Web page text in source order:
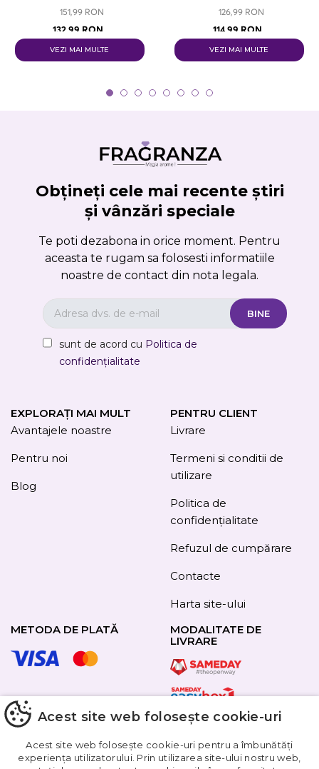
151,99 RON
132,99 RON
VEZI MAI MULTE
126,99 RON
114,99 RON
VEZI MAI MULTE
Obțineți cele mai recente știri
și vânzări speciale
Te poti dezabona in orice moment. Pentru
aceasta te rugam sa folosesti informatiile
noastre de contact din nota legala.
sunt de acord cu Politica de
confidențialitate
EXPLORAȚI MAI MULT
Avantajele noastre
Pentru noi
Blog
PENTRU CLIENT
Livrare
Termeni si conditii de
utilizare
Politica de
confidențialitate
Refuzul de cumpărare
Contacte
Harta site-ului
METODA DE PLATĂ
URMAȚI-NE
MODALITATE DE
LIVRARE
Acest site web folosește cookie-uri
Acest site web folosește cookie-uri pentru a îmbunătăți
experiența utilizatorului. Prin utilizarea site-ului nostru web,